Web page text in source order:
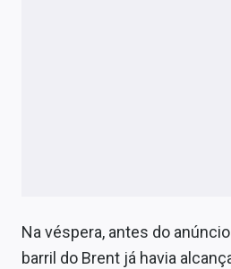
Sobre
Na véspera, antes do
barril do Brent já havia